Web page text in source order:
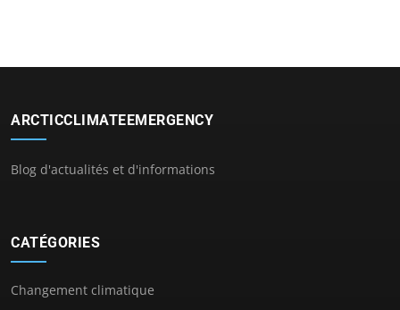
ARCTICCLIMATEEMERGENCY
Blog d'actualités et d'informations
CATÉGORIES
Changement climatique